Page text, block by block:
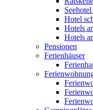
Hotel
Hotels
Hotels
Pensionen
Ferienhäuser